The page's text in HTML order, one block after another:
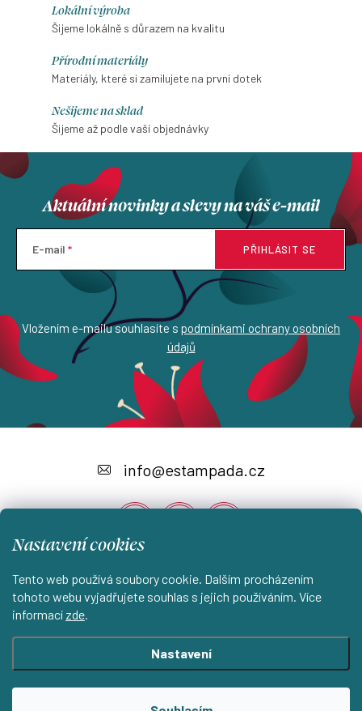
Nastavení cookies
Tento web používá soubory cookie. Dalším procházením
tohoto webu vyjadřujete souhlas s jejich používáním. Více
informací zde.
Nastavení
Lokální výroba
Šijeme lokálně s důrazem na kvalitu
Přírodní materiály
Materiály, které si zamilujete na první dotek
Nešijeme na sklad
Šijeme až podle vaší objednávky
Aktuální novinky a slevy na váš e-mail
E-mail
Vložením e-mailu souhlasíte s podmínkami ochrany osobních
údajů
PŘIHLÁSIT SE
p
a
Instagram
info@estampada.cz
Shoptet.cz KantorStudio.cz
ESTAMPADA s.r.o.. Všechna práva vyhrazena.